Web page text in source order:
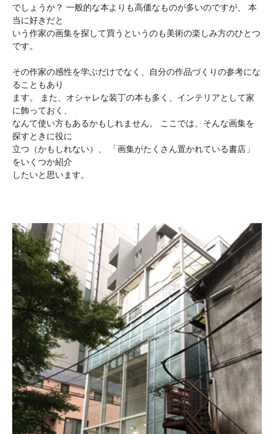
でしょうか？ 一般的な本よりも高価なものが多いのですが、 本
当に好きだと
いう作家の画集を探して買うというのも美術の楽しみ方のひとつ
です。
その作家の感性を学ぶだけでなく、自分の作品づくりの参考にな
ることもあり
ます。 また、オシャレな装丁の本も多く、インテリアとして家
に飾っておく、
なんて使い方もあるかもしれません。 ここでは、そんな画集を
探すときに役に
立つ（かもしれない）、 「画集がたくさん置かれている書店」
をいくつか紹介
したいと思います。